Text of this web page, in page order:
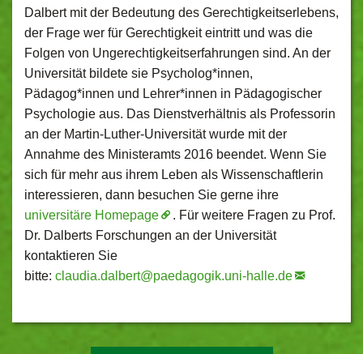
Dalbert mit der Bedeutung des Gerechtigkeitserlebens,
der Frage wer für Gerechtigkeit eintritt und was die
Folgen von Ungerechtigkeitserfahrungen sind. An der
Universität bildete sie Psycholog*innen,
Pädagog*innen und Lehrer*innen in Pädagogischer
Psychologie aus. Das Dienstverhältnis als Professorin
an der Martin-Luther-Universität wurde mit der
Annahme des Ministeramts 2016 beendet. Wenn Sie
sich für mehr aus ihrem Leben als Wissenschaftlerin
interessieren, dann besuchen Sie gerne ihre
universitäre Homepage
. Für weitere Fragen zu Prof.
Dr. Dalberts Forschungen an der Universität
kontaktieren Sie
bitte: claudia.dalbert@paedagogik.uni-halle.de